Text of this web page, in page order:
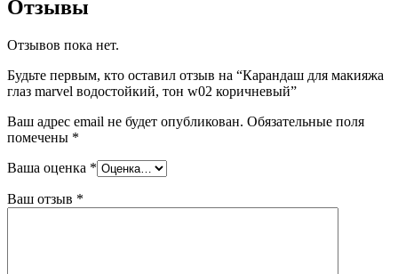
Отзывы
Отзывов пока нет.
Будьте первым, кто оставил отзыв на “Карандаш для макияжа
глаз marvel водостойкий, тон w02 коричневый”
Ваш адрес email не будет опубликован. Обязательные поля
помечены *
Ваша оценка *
Ваш отзыв *